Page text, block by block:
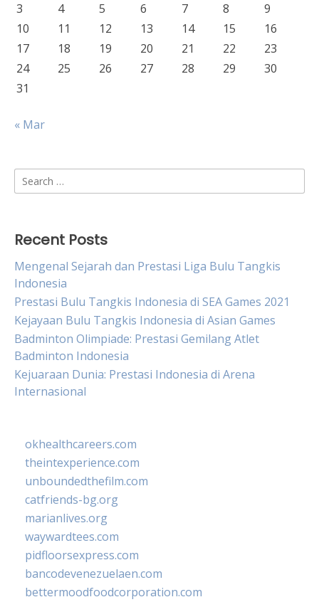
3
4 5 6 7 8
9
10
11 12 13 14 15
16
17
18 19 20 21 22
23
24
25 26 27 28 29
30
31
« Mar
Search
for:
Recent Posts
Mengenal Sejarah dan Prestasi Liga Bulu Tangkis
Indonesia
Prestasi Bulu Tangkis Indonesia di SEA Games 2021
Kejayaan Bulu Tangkis Indonesia di Asian Games
Badminton Olimpiade: Prestasi Gemilang Atlet
Badminton Indonesia
Kejuaraan Dunia: Prestasi Indonesia di Arena
Internasional
okhealthcareers.com
theintexperience.com
unboundedthefilm.com
catfriends-bg.org
marianlives.org
waywardtees.com
pidfloorsexpress.com
bancodevenezuelaen.com
bettermoodfoodcorporation.com